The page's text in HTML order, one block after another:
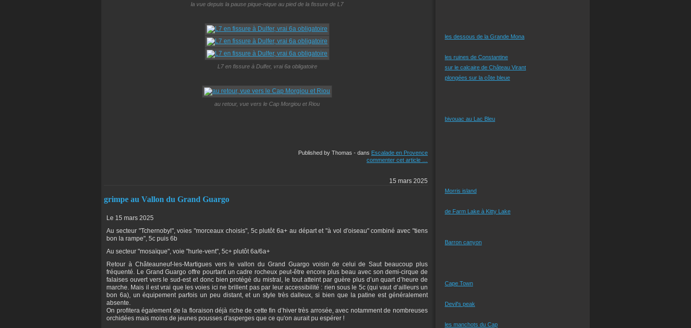
la vue depuis la pause pique-nique au pied de la fissure de L7
L7 en fissure à Dulfer, vrai 6a obligatoire
au retour, vue vers le Cap Morgiou et Riou
Published by Thomas - dans Escalade en Provence
commenter cet article
15 mars 2025
grimpe au Vallon du Grand Guargo
Le 15 mars 2025
Au secteur "Tchernobyl", voies "morceaux choisis", 5c plutôt 6a+ au départ et "à vol d'oiseau" combiné avec "tiens
bon la rampe", 5c puis 6b
Au secteur "mosaïque", voie "hurle-vent", 5c+ plutôt 6a/6a+
Retour à Châteauneuf-les-Martigues vers le vallon du Grand Guargo voisin de celui de Saut beaucoup plus
fréquenté. Le Grand Guargo offre pourtant un cadre rocheux peut-être encore plus beau avec son demi-cirque de
falaises ouvert vers le sud-est et donc bien protégé du mistral, le tout atteint par guère plus d’un quart d’heure de
marche. Mais il est vrai que les voies ici ne brillent pas par leur accessibilité : rien sous le 5c (qui vaut d’ailleurs un
bon 6a), un équipement parfois un peu distant, et un style très dalleux, si bien que la patine est généralement
absente.
On profitera également de la floraison déjà riche de cette fin d’hiver très arrosée, avec notamment de nombreuses
orchidées mais moins de jeunes pousses d'asperges que ce qu'on aurait pu espérer !
les dessous de la Grande Mona
les ruines de Constantine
sur le calcaire de Château Virant
plongées sur la côte bleue
bivouac au Lac Bleu
Morris island
de Farm Lake à Kitty Lake
Barron canyon
Cape Town
Devil's peak
les manchots du Cap